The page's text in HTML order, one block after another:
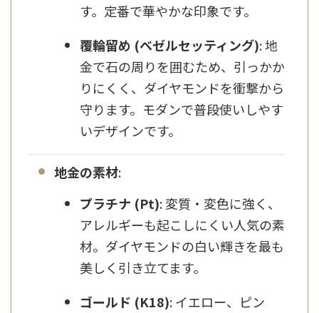
す。定番で華やかな印象です。
覆輪留め (ベゼルセッティング): 地
金で石の周りを囲むため、引っかか
りにくく、ダイヤモンドを衝撃から
守ります。モダンで普段使いしやす
いデザインです。
地金の素材:
プラチナ (Pt): 変質・変色に強く、
アレルギーも起こしにくい人気の素
材。ダイヤモンドの白い輝きを最も
美しく引き立てます。
ゴールド (K18): イエロー、ピン